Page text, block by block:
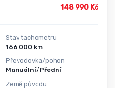
148 990 Kč
Stav tachometru
166 000 km
Převodovka/pohon
Manuální/Přední
Země původu